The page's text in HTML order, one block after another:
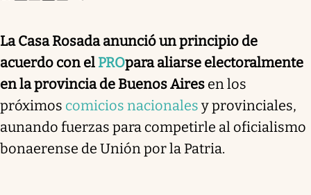
La Casa Rosada anunció un principio de
acuerdo con el PROpara aliarse electoralmente
en la provincia de Buenos Aires en los
próximos comicios nacionales y provinciales,
aunando fuerzas para competirle al oficialismo
bonaerense de Unión por la Patria.